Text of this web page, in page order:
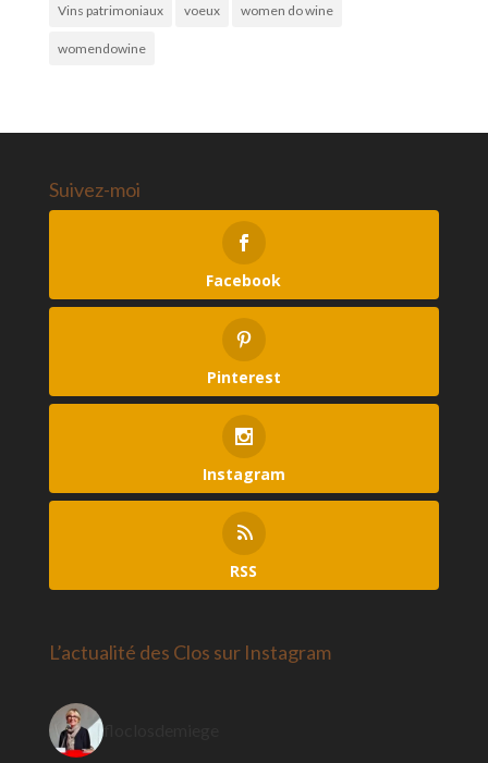
Vins patrimoniaux voeux women do wine
womendowine
Suivez-moi
Facebook
Pinterest
Instagram
RSS
L’actualité des Clos sur Instagram
floclosdemiege